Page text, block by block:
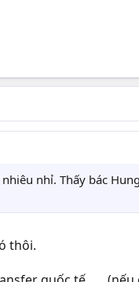
nhỉ. Thấy bác
thôi.